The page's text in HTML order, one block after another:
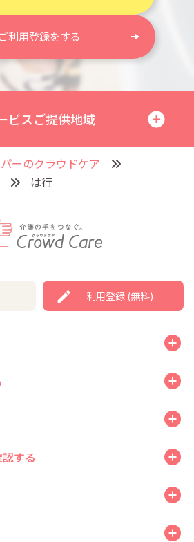
ご利用登録をする
ビスご提供地域
ーのクラウドケア
は行
利用登録 (無料)
する